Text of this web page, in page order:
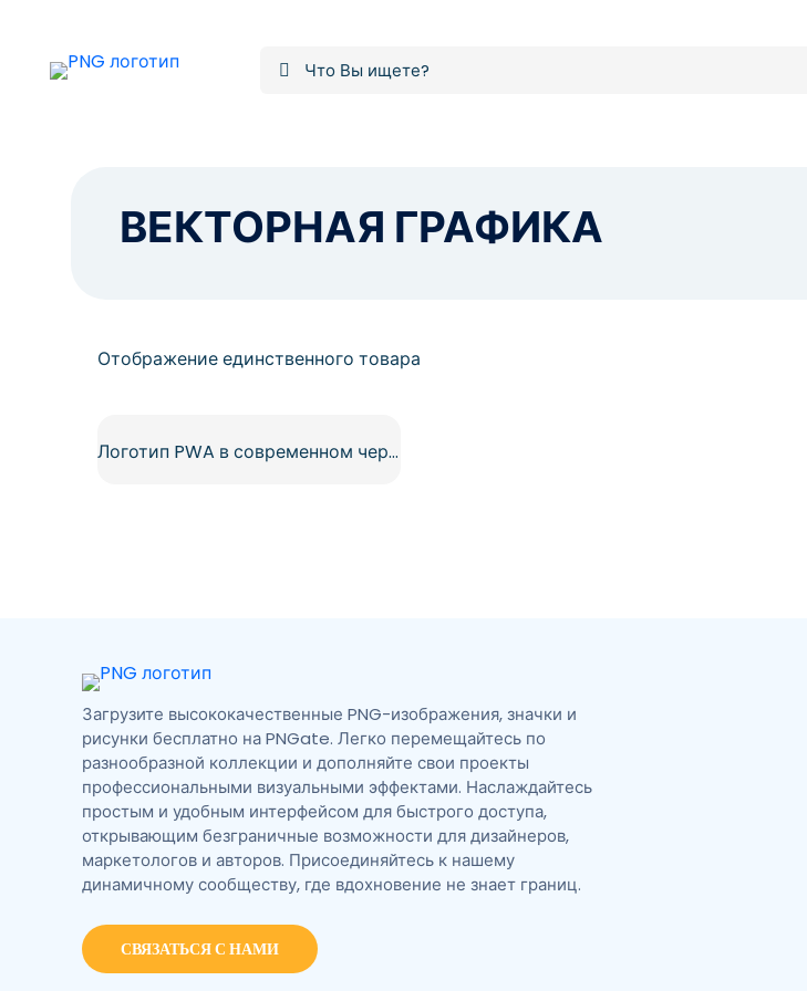
ВЕКТОРНАЯ ГРАФИКА
Отображение единственного товара
Логотип PWA в современном черно-фиолетовом стиле Бесплатный PNG
Загрузите высококачественные PNG-изображения, значки и
рисунки бесплатно на PNGate. Легко перемещайтесь по
разнообразной коллекции и дополняйте свои проекты
профессиональными визуальными эффектами. Наслаждайтесь
простым и удобным интерфейсом для быстрого доступа,
открывающим безграничные возможности для дизайнеров,
маркетологов и авторов. Присоединяйтесь к нашему
динамичному сообществу, где вдохновение не знает границ.
СВЯЗАТЬСЯ С НАМИ